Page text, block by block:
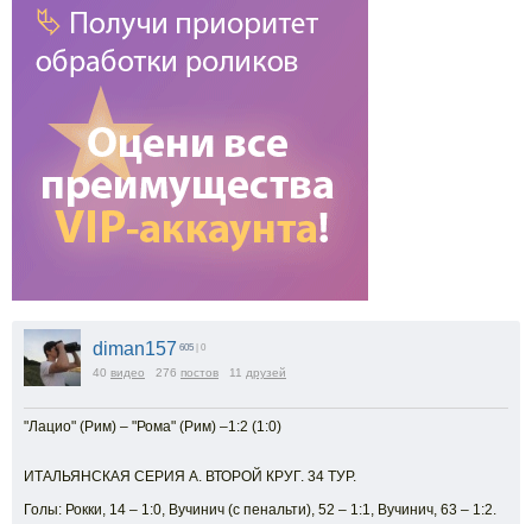
diman157 605 | 0
40 видео 276 постов 11 друзей
"Лацио" (Рим) – "Рома" (Рим) –1:2 (1:0)
ИТАЛЬЯНСКАЯ СЕРИЯ А. ВТОРОЙ КРУГ. 34 ТУР.
Голы: Рокки, 14 – 1:0, Вучинич (с пенальти), 52 – 1:1, Вучинич, 63 – 1:2.